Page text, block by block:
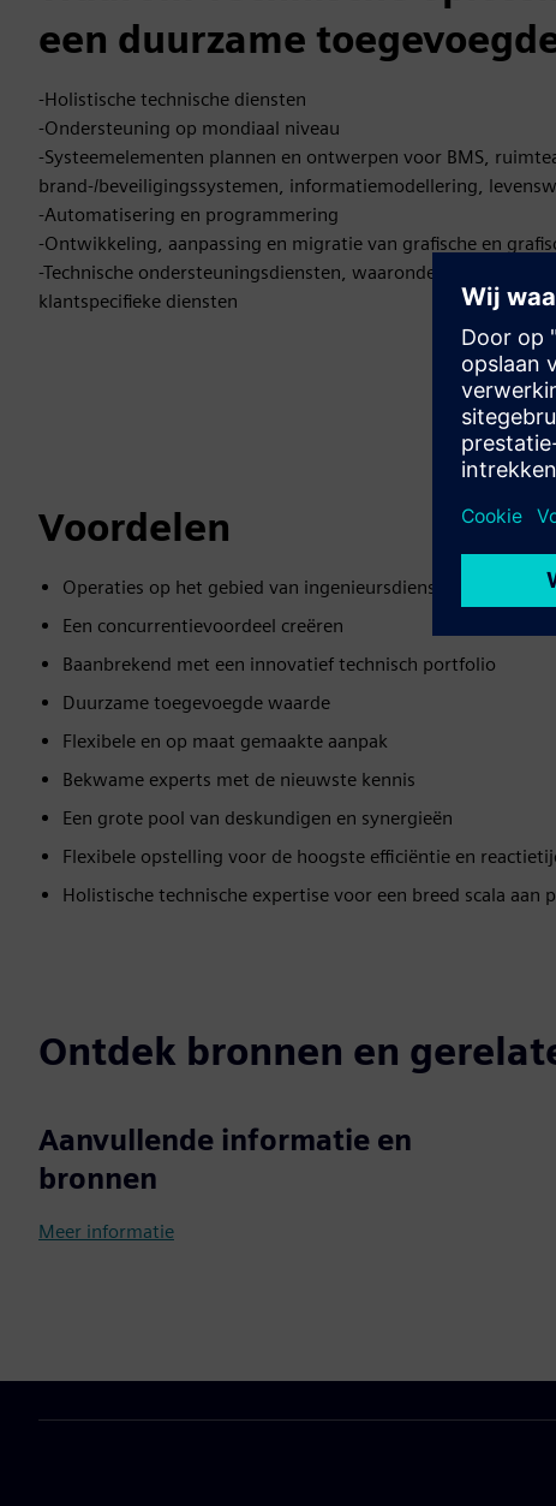
een duurzame
-Holistische technische diensten
-Ondersteuning op mondiaal niveau
-Systeemelementen plannen en ontwerpen voor BMS,
brand-/beveiligingssystemen, informatiemodellering,
-Automatisering en programmering
-Ontwikkeling, aanpassing en migratie van grafische en
-Technische ondersteuningsdiensten, waaronder testen,
klantspecifieke diensten
Voordelen
Operaties op het gebied van ingenieursdiensten van de
Een concurrentievoordeel creëren
Baanbrekend met een innovatief technisch portfolio
Duurzame toegevoegde waarde
Flexibele en op maat gemaakte aanpak
Bekwame experts met de nieuwste kennis
Een grote pool van deskundigen en synergieën
Flexibele opstelling voor de hoogste efficiëntie en
Holistische technische expertise voor een breed scala aan
Ontdek bronnen en
Aanvullende informatie en
bronnen
Meer informatie